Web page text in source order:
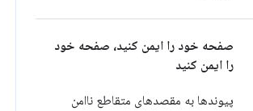
صفحه خود را ایمن کنید، صفحه خود
را ایمن کنید
پیوندها به مقصدهای متقاطع ناامن